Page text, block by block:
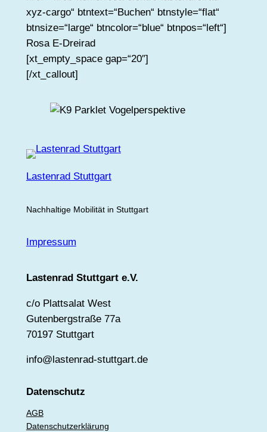
xyz-cargo“ btntext=“Buchen“ btnstyle=“flat“
btnsize=“large“ btncolor=“blue“ btnpos=“left“]
Rosa E-Dreirad
[xt_empty_space gap=“20″]
[/xt_callout]
Lastenrad Stuttgart
Nachhaltige Mobilität in Stuttgart
Impressum
Lastenrad Stuttgart e.V.
c/o Plattsalat West
Gutenbergstraße 77a
70197 Stuttgart
info@lastenrad-stuttgart.de
Datenschutz
AGB
Datenschutzerklärung